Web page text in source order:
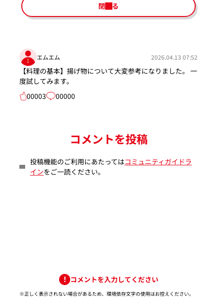
閉じる
エムエム 2026.04.13 07:52
【料理の基本】揚げ物について大変参考になりました。 一
度試してみます。
00003
00000
コメントを投稿
投稿機能のご利用にあたってはコミュニティガイドラ
インをご一読ください。
コメントを入力してください
※正しく表示されない場合があるため、環境依存文字の使用はお控えください。​